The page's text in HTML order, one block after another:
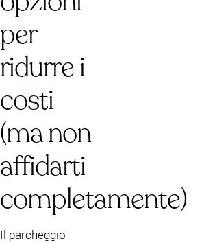
per
ridurre i
costi
(ma non
affidarti
completamente)
Il parcheggio